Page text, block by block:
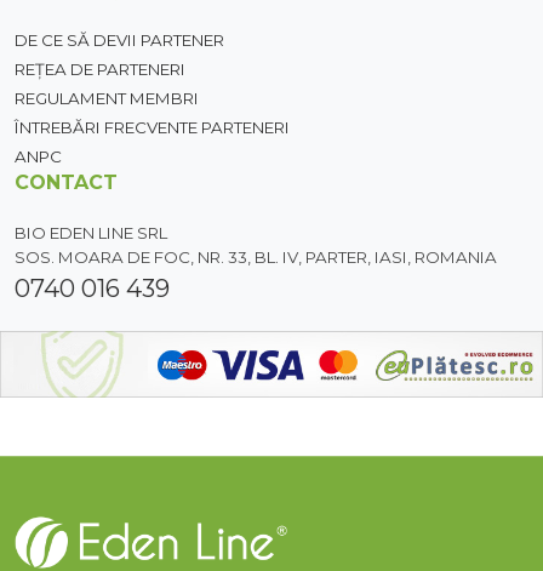
DE CE SĂ DEVII PARTENER
REȚEA DE PARTENERI
REGULAMENT MEMBRI
ÎNTREBĂRI FRECVENTE PARTENERI
ANPC
CONTACT
BIO EDEN LINE SRL
SOS. MOARA DE FOC, NR. 33, BL. IV, PARTER, IASI, ROMANIA
0740 016 439